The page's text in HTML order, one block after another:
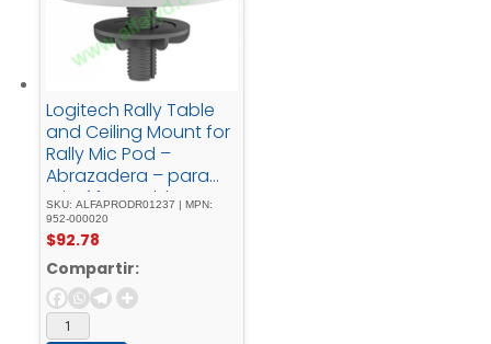
Logitech Rally Table
and Ceiling Mount for
Rally Mic Pod –
Abrazadera – para
micrófono - blancose
- puede - instalar - en
- el - techopara -
Rally - Bar, - Bar - Mini,
- Mic - Pod, - Plus; -
Room - Solution -
Large
SKU: ALFAPRODR01237 | MPN:
952-000020
$92.78
Compartir: